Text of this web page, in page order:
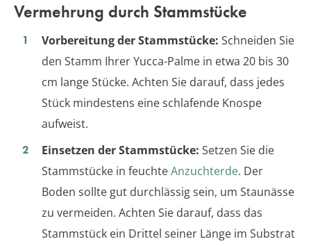
Vermehrung durch Stammstücke
Vorbereitung der Stammstücke: Schneiden Sie
den Stamm Ihrer Yucca-Palme in etwa 20 bis 30
cm lange Stücke. Achten Sie darauf, dass jedes
Stück mindestens eine schlafende Knospe
aufweist.
Einsetzen der Stammstücke: Setzen Sie die
Stammstücke in feuchteAnzuchterde. Der
Boden sollte gut durchlässig sein, um Staunässe
zu vermeiden. Achten Sie darauf, dass das
Stammstück ein Drittel seiner Länge im Substrat